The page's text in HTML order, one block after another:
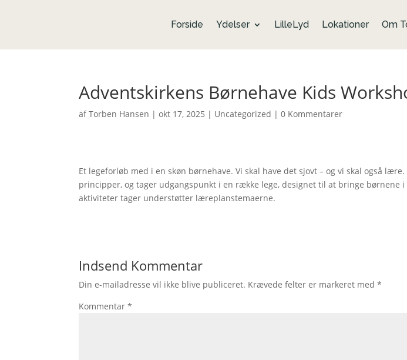
Forside Ydelser LilleLyd Lokationer Om
Adventskirkens Børnehave Kids
afTorben Hansen |okt 17, 2025 | Uncategorized |0 Kommentarer
Et legeforløb med i en skøn børnehave. Vi skal have det sjovt – og vi skal også
principper, og tager udgangspunkt i en række lege, designet til at bringe børnene i
aktiviteter tager understøtter læreplanstemaerne.
Indsend Kommentar
Din e-mailadresse vil ikke blive publiceret. Krævede felter er markeret med*
Kommentar*